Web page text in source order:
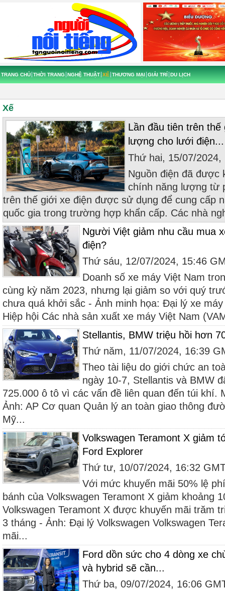
TRANG CHỦ THỜI TRANG NGHỆ THUẬT XẾ THƯƠNG MẠI GIẢI TRÍ DU LỊCH
Xế
Lần đầu tiên trên
lượng cho lưới điện...
Thứ hai, 15/07/2024,
Nguồn điện đã được
chính năng lượng từ
trên thế giới xe điện được sử dụng để cung cấp
quốc gia trong trường hợp khẩn cấp. Các nhà
Người Việt giảm nhu cầu mua
điện?
Thứ sáu, 12/07/2024, 15:46
Doanh số xe máy Việt Nam
cùng kỳ năm 2023, nhưng lại giảm so với quý
chưa quá khởi sắc - Ảnh minh họa: Đại lý xe
Hiệp hội Các nhà sản xuất xe máy Việt Nam
Stellantis, BMW triệu hồi hơn
Thứ năm, 11/07/2024, 16:39
Theo tài liệu do giới chức an
ngày 10-7, Stellantis và BMW
725.000 ô tô vì các vấn đề liên quan đến túi khí.
Ảnh: AP Cơ quan Quản lý an toàn giao thông
Mỹ...
Volkswagen Teramont X giảm
Ford Explorer
Thứ tư, 10/07/2024, 16:32
Với mức khuyến mãi 50% lệ
bánh của Volkswagen Teramont X giảm khoảng
Volkswagen Teramont X được khuyến mãi trăm
3 tháng - Ảnh: Đại lý Volkswagen Volkswagen
mãi...
Ford dồn sức cho 4 dòng xe
và hybrid sẽ cần...
Thứ ba, 09/07/2024, 16:06